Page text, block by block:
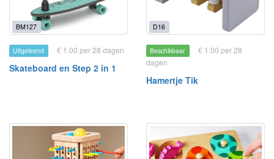
BM127
Uitgeleend € 1.00 per 28 dagen
Skateboard en Step 2 in 1
D16
Beschikbaar
€ 1.00 per 28
dagen
Hamertje Tik